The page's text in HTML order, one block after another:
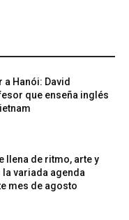
a Hanói: David
que enseña inglés
llena de ritmo, arte y
variada agenda
mes de agosto